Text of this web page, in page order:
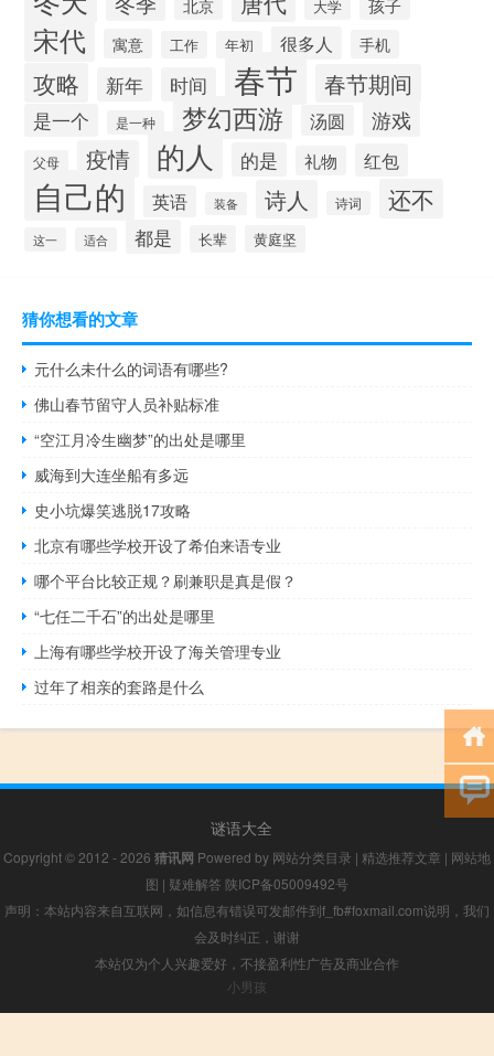
北京 大学 孩子
宋代 寓意 工作 年初 很多人 手机
攻略 新年 时间 春节 春节期间
是一个 是一种 梦幻西游 汤圆 游戏
父母 疫情 的人 的是 礼物 红包
自己的 英语 装备 诗人 诗词 还不
这一 适合 都是 长辈 黄庭坚
猜你想看的文章
元什么未什么的词语有哪些?
佛山春节留守人员补贴标准
“空江月冷生幽梦”的出处是哪里
威海到大连坐船有多远
史小坑爆笑逃脱17攻略
北京有哪些学校开设了希伯来语专业
哪个平台比较正规？刷兼职是真是假？
“七任二千石”的出处是哪里
上海有哪些学校开设了海关管理专业
过年了相亲的套路是什么
谜语大全
Copyright © 2012 - 2026 猜讯网 Powered by 网站分类目录 | 精选推荐文章 | 网站地
图 | 疑难解答 陕ICP备05009492号
声明：本站内容来自互联网，如信息有错误可发邮件到f_fb#foxmail.com说明，我们
会及时纠正，谢谢
本站仅为个人兴趣爱好，不接盈利性广告及商业合作
小男孩